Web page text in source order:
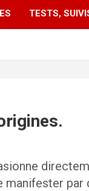
TESTS,
manifester par